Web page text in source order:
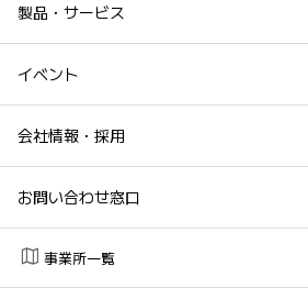
製品・サービス
イベント
会社情報・採用
お問い合わせ窓口
map 事業所一覧